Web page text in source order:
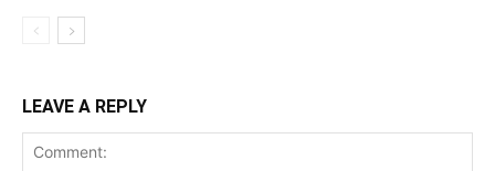
LEAVE A REPLY